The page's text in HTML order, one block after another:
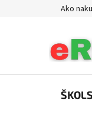
Ako